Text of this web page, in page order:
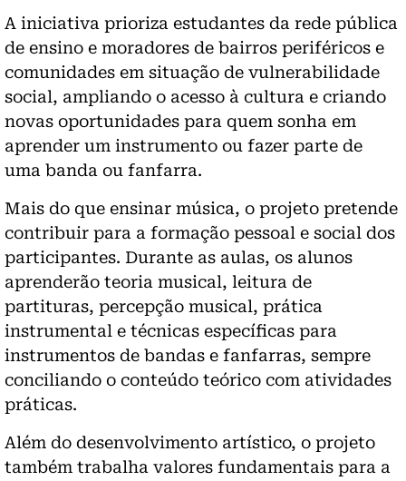
A iniciativa prioriza estudantes da rede pública
de ensino e moradores de bairros periféricos e
comunidades em situação de vulnerabilidade
social, ampliando o acesso à cultura e criando
novas oportunidades para quem sonha em
aprender um instrumento ou fazer parte de
uma banda ou fanfarra.
Mais do que ensinar música, o projeto pretende
contribuir para a formação pessoal e social dos
participantes. Durante as aulas, os alunos
aprenderão teoria musical, leitura de
partituras, percepção musical, prática
instrumental e técnicas específicas para
instrumentos de bandas e fanfarras, sempre
conciliando o conteúdo teórico com atividades
práticas.
Além do desenvolvimento artístico, o projeto
também trabalha valores fundamentais para a